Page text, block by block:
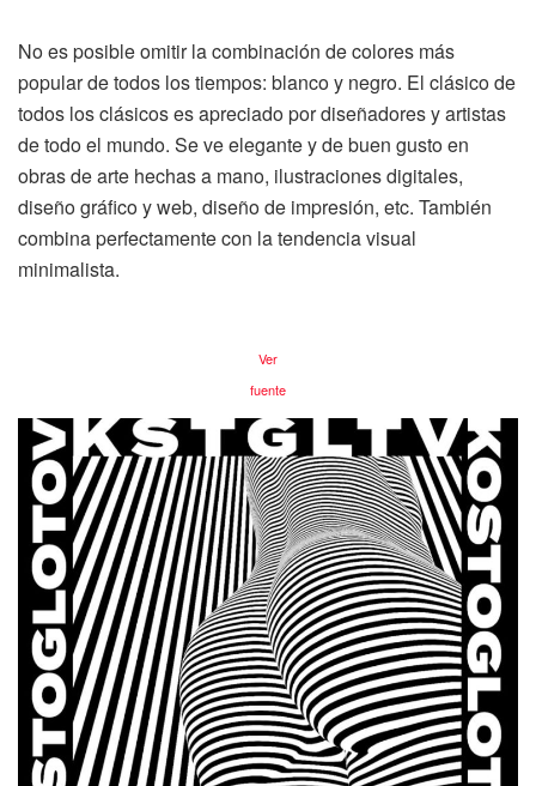
No es posible omitir la combinación de colores más
popular de todos los tiempos: blanco y negro. El clásico de
todos los clásicos es apreciado por diseñadores y artistas
de todo el mundo. Se ve elegante y de buen gusto en
obras de arte hechas a mano, ilustraciones digitales,
diseño gráfico y web, diseño de impresión, etc. También
combina perfectamente con la tendencia visual
minimalista.
Ver
fuente